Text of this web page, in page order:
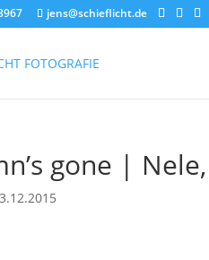
jens@schieflicht.de
gone |